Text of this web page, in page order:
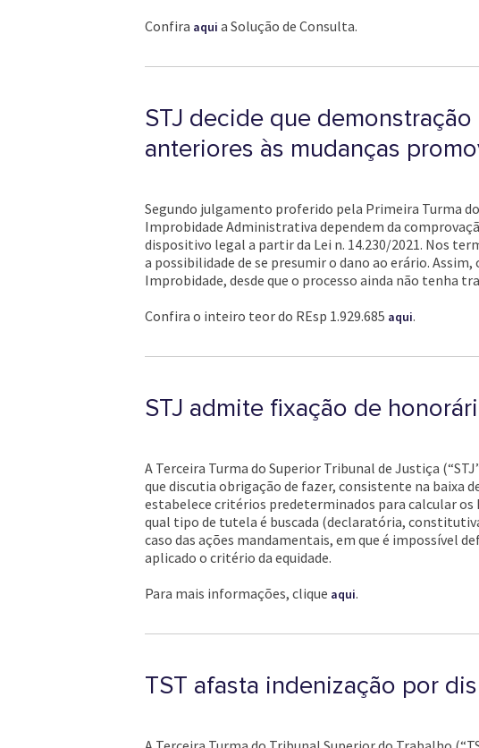
Confira aqui a Solução de Consulta.
STJ decide que
anteriores às mudanças
Segundo julgamento proferido pela Primeira Turma
Improbidade Administrativa dependem da
dispositivo legal a partir da Lei n. 14.230/2021. Nos
a possibilidade de se presumir o dano ao erário.
Improbidade, desde que o processo ainda não tenha
Confira o inteiro teor do REsp 1.929.685 aqui.
STJ admite fixação de
A Terceira Turma do Superior Tribunal de Justiça
que discutia obrigação de fazer, consistente na baixa
estabelece critérios predeterminados para calcular
qual tipo de tutela é buscada (declaratória,
caso das ações mandamentais, em que é impossível
aplicado o critério da equidade.
Para mais informações, clique aqui.
TST afasta indenização por